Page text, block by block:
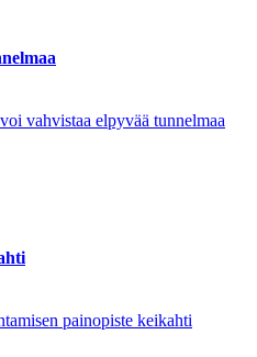
vahvistaa elpyvää tunnelmaa
painopiste keikahti